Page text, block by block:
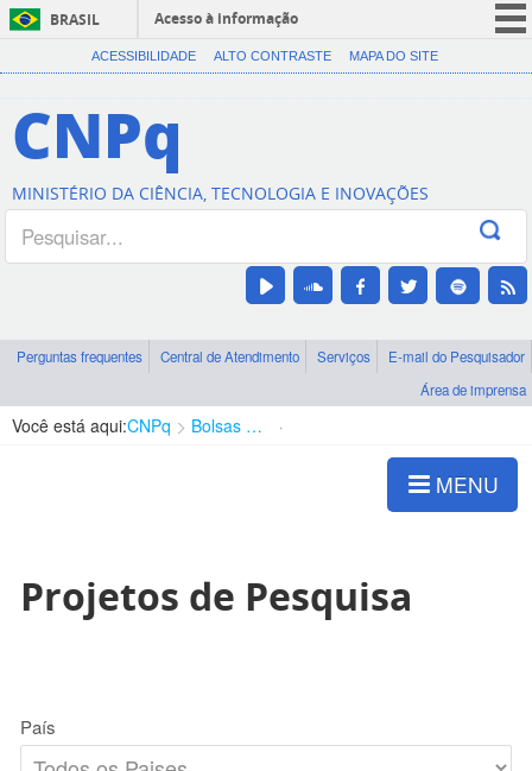
BRASIL
Acesso à informação
CORONAVÍRUS (COVID-19)
Canais
ACESSIBILIDADE ALTO CONTRASTE MAPA DO SITE
CNPq
MINISTÉRIO DA CIÊNCIA, TECNOLOGIA E INOVAÇÕES
Perguntas frequentes Central de Atendimento Serviços
E-mail do Pesquisador
Área de imprensa
Você está aqui:CNPq Bolsas e Auxílios Vigentes
MENU
Projetos de Pesquisa
País